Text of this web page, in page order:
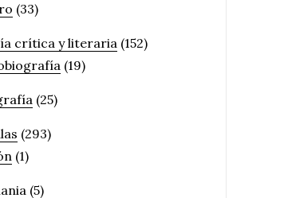
(33)
crítica y literaria (152)
(19)
(25)
(293)
(1)
(5)